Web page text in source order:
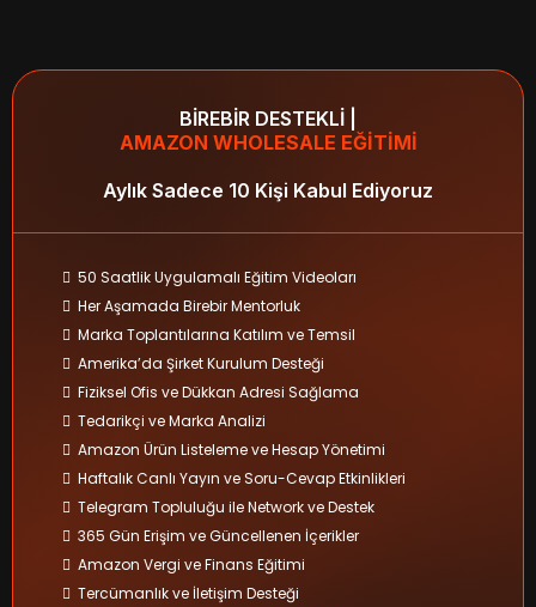
BİREBİR DESTEKLİ |
AMAZON WHOLESALE EĞİTİMİ
Aylık Sadece 10 Kişi Kabul Ediyoruz
50 Saatlik Uygulamalı Eğitim Videoları
Her Aşamada Birebir Mentorluk
Marka Toplantılarına Katılım ve Temsil
Amerika’da Şirket Kurulum Desteği
Fiziksel Ofis ve Dükkan Adresi Sağlama
Tedarikçi ve Marka Analizi
Amazon Ürün Listeleme ve Hesap Yönetimi
Haftalık Canlı Yayın ve Soru-Cevap Etkinlikleri
Telegram Topluluğu ile Network ve Destek
365 Gün Erişim ve Güncellenen İçerikler
Amazon Vergi ve Finans Eğitimi
Tercümanlık ve İletişim Desteği